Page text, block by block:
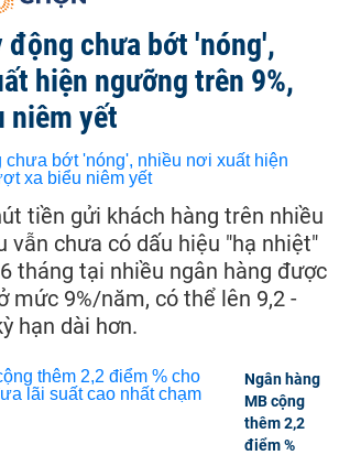
động chưa bớt 'nóng',
hiện ngưỡng trên 9%,
niêm yết
tiền gửi khách hàng trên nhiều
vẫn chưa có dấu hiệu "hạ nhiệt"
tháng tại nhiều ngân hàng được
mức 9%/năm, có thể lên 9,2 -
hạn dài hơn.
Ngân hàng
MB cộng
thêm 2,2
điểm %